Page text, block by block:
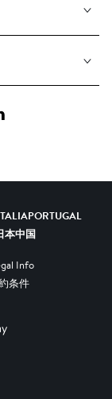
PORTUGAL
本中国
Info
条件